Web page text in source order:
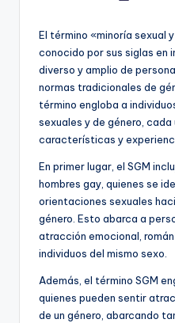
El término «minoría sexual
conocido por sus siglas en
diverso y amplio de
normas tradicionales de
término engloba a
sexuales y de género, cada
características y
En primer lugar, el SGM
hombres gay, quienes se
orientaciones sexuales
género. Esto abarca a
atracción emocional,
individuos del mismo sexo.
Además, el término SGM
quienes pueden sentir
de un género, abarcando